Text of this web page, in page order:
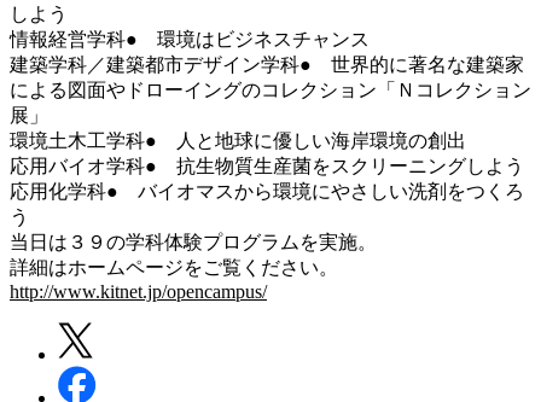
しよう
情報経営学科● 環境はビジネスチャンス
建築学科／建築都市デザイン学科● 世界的に著名な建築家
による図面やドローイングのコレクション「Ｎコレクション
展」
環境土木工学科● 人と地球に優しい海岸環境の創出
応用バイオ学科● 抗生物質生産菌をスクリーニングしよう
応用化学科● バイオマスから環境にやさしい洗剤をつくろ
う
当日は３９の学科体験プログラムを実施。
詳細はホームページをご覧ください。
http://www.kitnet.jp/opencampus/